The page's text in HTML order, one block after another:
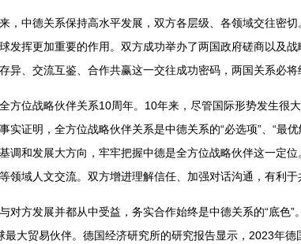
，中德关系保持高水平发展，双方各层级、各领域交往密
发挥更加重要的作用。双方成功举办了两国政府磋商以及
异、交流互鉴、合作共赢这一交往成功密码，两国关系必将
方位战略伙伴关系10周年。10年来，尽管国际形势发生很
实证明，全方位战略伙伴关系是中德关系的“必选项”、“最
调和发展大方向，牢牢把握中德是全方位战略伙伴这一定
领域人文交流。双方增进理解信任、加强对话沟通，有利
对方发展并都从中受益，务实合作始终是中德关系的“底
最大贸易伙伴。德国经济研究所的研究报告显示，2023年